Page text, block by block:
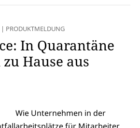
| PRODUKTMELDUNG
In Quarantäne
Hause aus
Wie Unternehmen in der